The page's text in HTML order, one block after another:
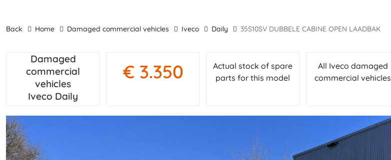
back Home damaged commercial vehicles Iveco Daily 35S10SV DUBBELE CABINE OPEN LAADBAK
Damaged
commercial
vehicles
Iveco Daily
€ 3.350
Actual stock of spare
parts for this model
All Iveco damaged
commercial vehicles